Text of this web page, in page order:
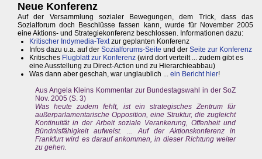
Neue Konferenz
Auf der Versammlung sozialer Bewegungen, dem Trick, dass das
Sozialforum doch Beschlüsse fassen kann, wurde für November 2005
eine Aktions- und Strategiekonferenz beschlossen. Informationen dazu:
Kritischer Indymedia-Textzur geplanten Konferenz
Infos dazu u.a. auf der Sozialforums-Seite und der Seite zur Konferenz
Kritisches Flugblatt zur Konferenz (wird dort verteilt ... zudem gibt es
eine Ausstellung zu Direct-Action und zu Hierarchieabbau)
Was dann aber geschah, war unglaublich ... ein Bericht hier!
Aus Angela Kleins Kommentar zur Bundestagswahl in der SoZ
Nov. 2005 (S. 3)
Was heute zudem fehlt, ist ein strategisches Zentrum für
außerparlamentarische Opposition, eine Struktur, die zugleicht
Kontinuität in der Arbeit soziale Verankerung, Offenheit und
Bündnisfähigkeit aufweist. ... Auf der Aktionskonferenz in
Frankfurt wird es darauf ankommen, in dieser Richtung weiter
zu gehen.